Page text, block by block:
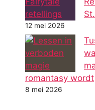
12 mei 2026
romantasy wordt
8 mei 2026